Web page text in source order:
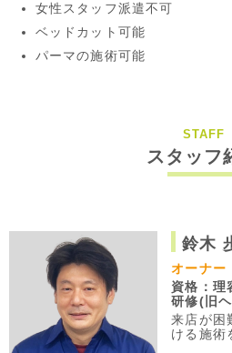
女性スタッフ派遣不可
ベッドカット可能
パーマの施術可能
STAFF
スタッフ
鈴木
オーナー
資格：理
研修(旧
来店が困
ける施術